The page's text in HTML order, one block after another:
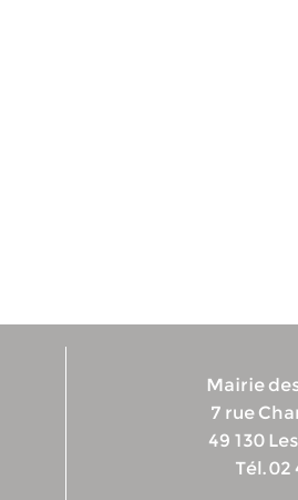
Mairie
7 rue
49 130
Tél. 02